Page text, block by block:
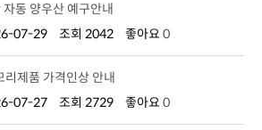
동 양우산 예구안내
07-29 조회 2042 좋아요 0
리제품 가격인상 안내
07-27 조회 2729 좋아요 0